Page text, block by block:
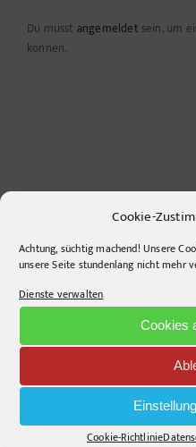
Cookie-
Achtung, süchtig machend! Unsere
unsere Seite stundenlang nicht mehr
Dienste verwalten
Cookies
Cookie-Richtlinie
Du musst angemeldet sein, um
können.
CONTACT INFO
pr-ide
10555Berlin
info@pr-ide.de
Opening Hours: